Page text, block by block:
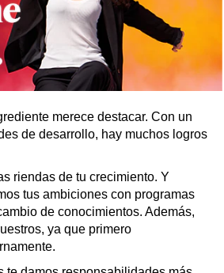
merece destacar. Con un
de desarrollo, hay muchos logros
riendas de tu crecimiento. Y
tus ambiciones con programas
de conocimientos. Además,
ya que primero